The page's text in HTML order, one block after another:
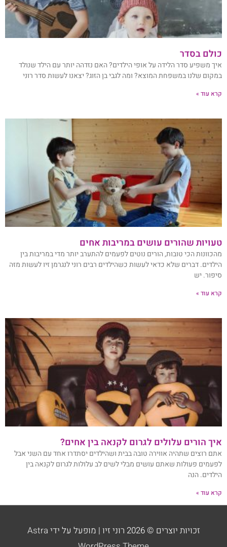
כולם בסדר
איך משפיע סדר הלידה על אופי הילדים? האם נזדהה יותר עם הילד שנולד
במקום שלנו במשפחת המוצא? ומה לגבי בן הזוג? יצאנו לעשות סדר רוני
קרא עוד »
טעויות שהורים עושים במריבות אחים
מהכוונות הכי טובות, הורים נוטים לפעמים להתערב יותר מדי במריבות בין
הילדים. דברים שלא כדאי לעשות כשהילדים רבים רוני לנגרמן זיו לעשות מזה
סיפור. יש
קרא עוד »
איך הורים עלולים לגרום לקנאה בין אחים?
אתם רוצים שתהיה אווירה טובה בבית ושהילדים יסתדרו אחד עם השני אבל
לפעמים פעולות שאתם עושים מבלי לשים לב עלולות לגרום לקנאה בין
הילדים. הנה
קרא עוד »
זכויות יוצרים © 2026 רוני זיו | מופעל על ידי Astra